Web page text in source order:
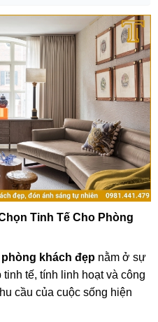
Tinh Tế Cho Phòng
khách đẹp nằm ở sự
tế, tính linh hoạt và công
cầu của cuộc sống hiện